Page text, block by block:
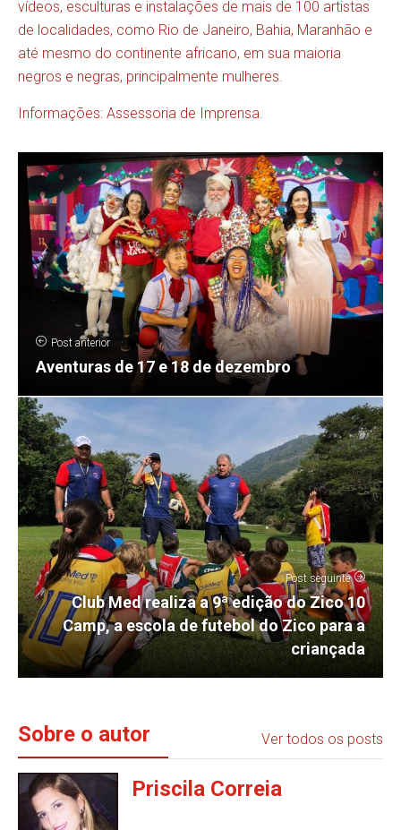
vídeos, esculturas e instalações de mais de 100 artistas
de localidades, como Rio de Janeiro, Bahia, Maranhão e
até mesmo do continente africano, em sua maioria
negros e negras, principalmente mulheres.
Informações: Assessoria de Imprensa.
Post anterior
Aventuras de 17 e 18 de dezembro
Post seguinte
Club Med realiza a 9ª edição do Zico 10
Camp, a escola de futebol do Zico para a
criançada
Sobre o autor Ver todos os posts
Priscila Correia